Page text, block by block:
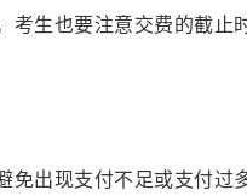
生也要注意交费的截止
出现支付不足或支付过